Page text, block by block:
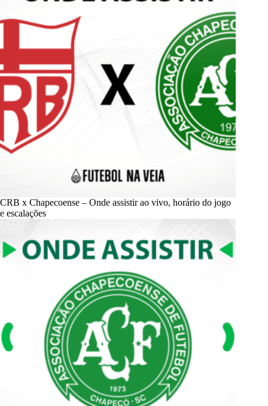
CRB x Chapecoense – Onde assistir ao vivo, horário do jogo
e escalações